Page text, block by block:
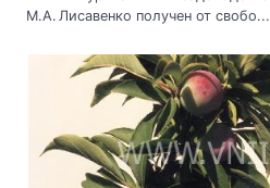
М.А. Лисавенко получен от свобо...